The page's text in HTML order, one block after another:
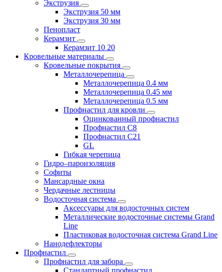
Экструзия
Экструзия 50 мм
Экструзия 30 мм
Пенопласт
Керамзит
Керамзит 10 20
Кровельные материалы
Кровельные покрытия
Металлочерепица
Металлочерепица 0.4 мм
Металлочерепица 0.45 мм
Металлочерепица 0.5 мм
Профнастил для кровли
Оцинкованный профнастил
Профнастил С8
Профнастил С21
GL
Гибкая черепица
Гидро–пароизоляция
Софиты
Мансардные окна
Чердачные лестницы
Водосточная система
Аксессуары для водосточных систем
Металлические водосточные системы Grand
Line
Пластиковая водосточная система Grand Line
Нанодефлекторы
Профнастил
Профнастил для забора
Стандартный профнастил